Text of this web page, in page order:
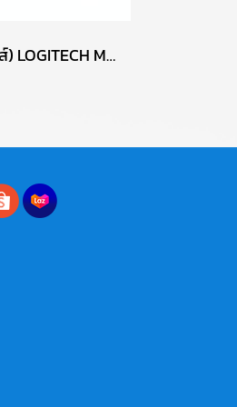
MOUSE (เมาส์) LOGITECH M100R (BLACK) P13638